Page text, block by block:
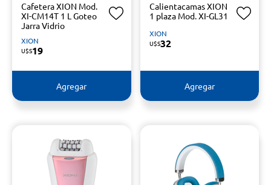
Cafetera XION Mod.
XI-CM14T 1 L Goteo
Jarra Vidrio
XION
U$S19
Agregar
Calientacamas XION
1 plaza Mod. XI-GL31
XION
U$S32
Agregar